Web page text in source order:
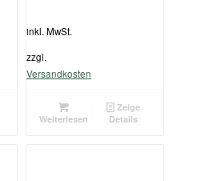
inkl. MwSt.
zzgl.
Versandkosten
Weiterlesen
Zeige
Details